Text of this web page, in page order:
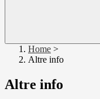
Home >
Altre info
Altre info